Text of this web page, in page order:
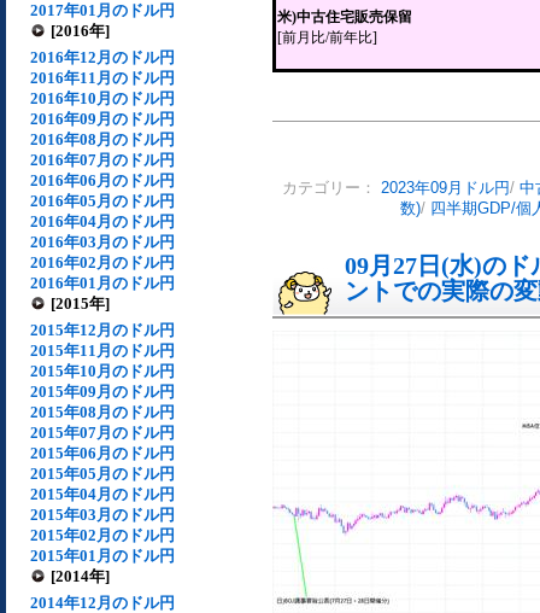
2017年01月のドル円
[2016年]
2016年12月のドル円
2016年11月のドル円
2016年10月のドル円
2016年09月のドル円
2016年08月のドル円
2016年07月のドル円
2016年06月のドル円
2016年05月のドル円
2016年04月のドル円
2016年03月のドル円
2016年02月のドル円
2016年01月のドル円
[2015年]
2015年12月のドル円
2015年11月のドル円
2015年10月のドル円
2015年09月のドル円
2015年08月のドル円
2015年07月のドル円
2015年06月のドル円
2015年05月のドル円
2015年04月のドル円
2015年03月のドル円
2015年02月のドル円
2015年01月のドル円
[2014年]
2014年12月のドル円
米)中古住宅販売保留
[前月比/前年比]
カテゴリー： 2023年09月ドル円/ 中
数)/ 四半期GDP/個
09月27日(水)の
ントでの実際の